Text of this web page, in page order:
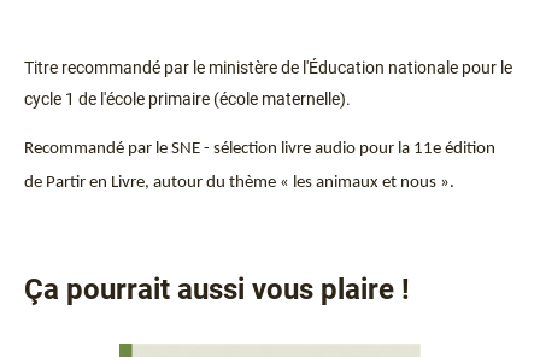
Titre recommandé par le ministère de l'Éducation nationale pour le
cycle 1 de l'école primaire (école maternelle).
Recommandé par le SNE - sélection livre audio pour la 11e édition
de Partir en Livre, autour du thème « les animaux et nous ».
Ça pourrait aussi vous plaire !